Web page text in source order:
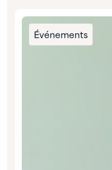
Événements